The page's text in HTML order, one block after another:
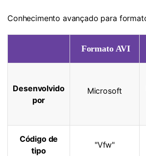
Conhecimento avançado para
Formato AVI
Desenvolvido
por
Microsoft
Código de
tipo
"Vfw"